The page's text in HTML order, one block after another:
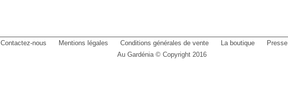
Contactez-nous Mentions légales Conditions générales de vente La boutique Presse
Au Gardénia © Copyright 2016